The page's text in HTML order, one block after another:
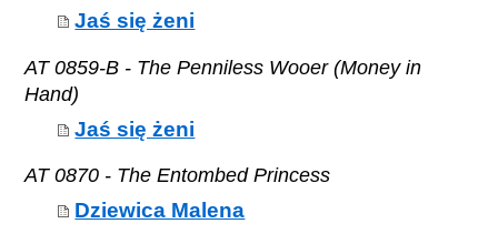
Jaś się żeni
AT 0859-B - The Penniless Wooer (Money in
Hand)
Jaś się żeni
AT 0870 - The Entombed Princess
Dziewica Malena